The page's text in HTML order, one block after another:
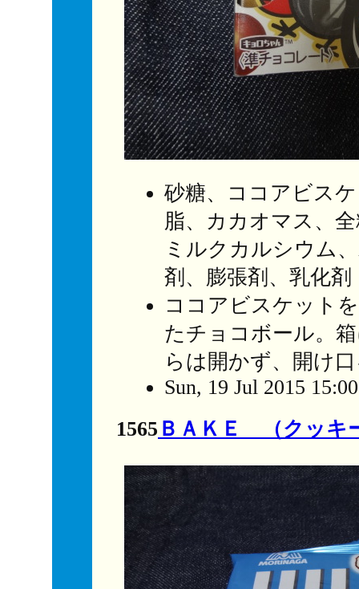
砂糖、ココアビス
脂、カカオマス、
ミルクカルシウム
剤、膨張剤、乳化
ココアビスケット
たチョコボール。
らは開かず、開け
Sun, 19 Jul 2015
1565 ＢＡＫＥ （クッキ